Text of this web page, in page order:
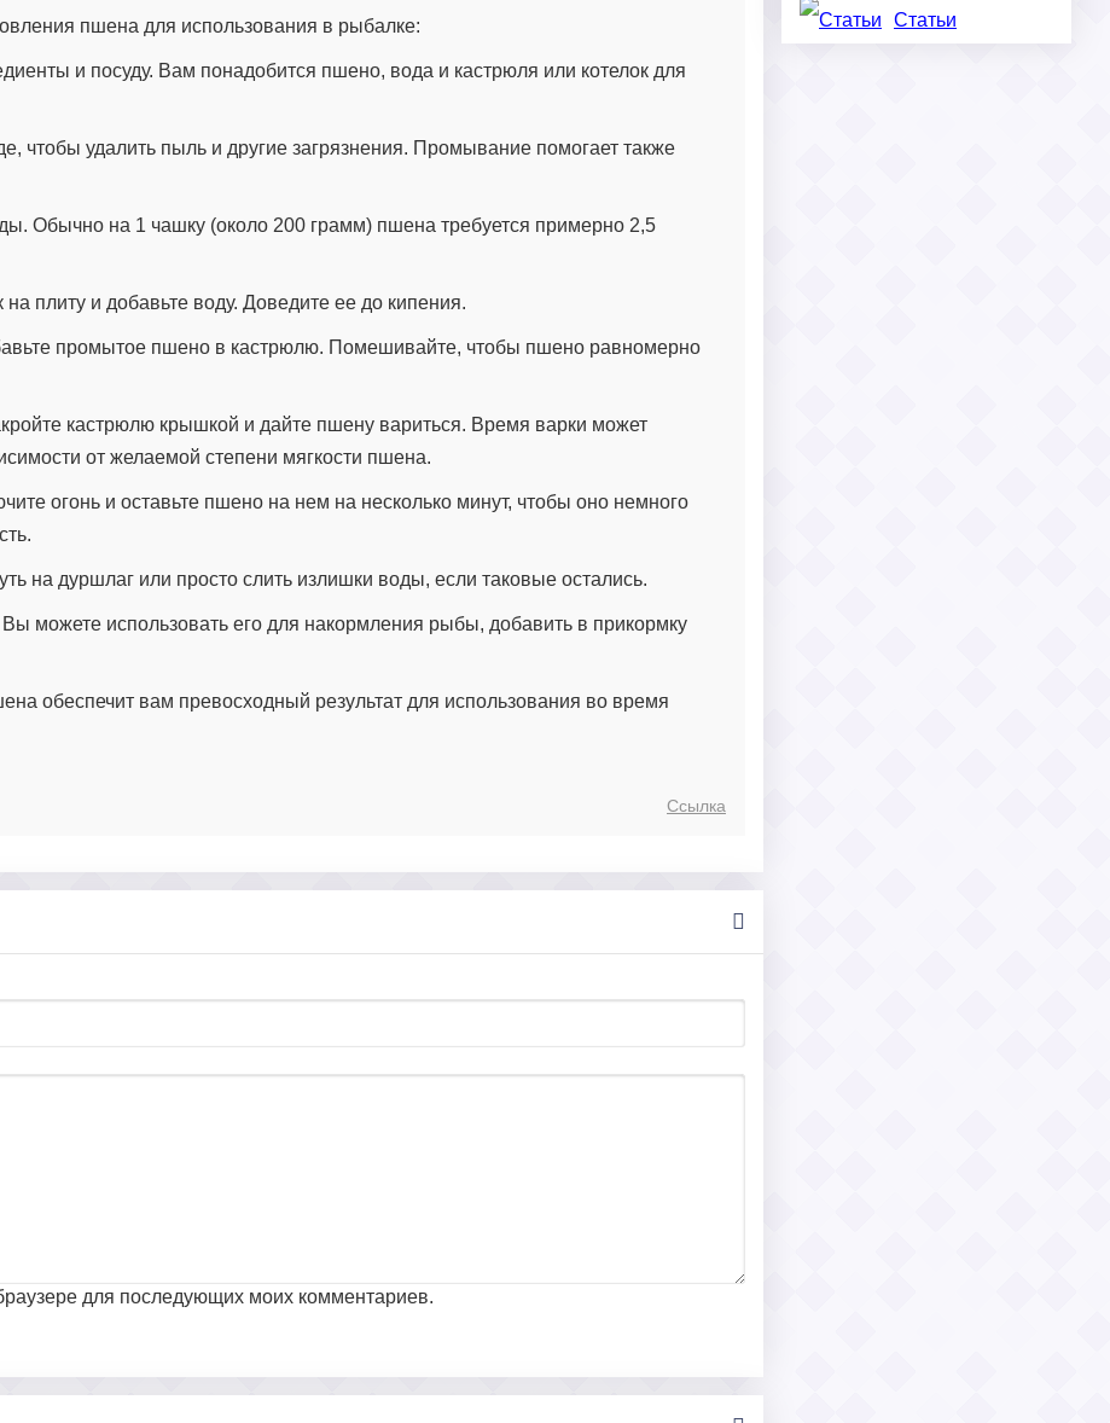
Статьи
пшена для использования в рыбалке:
и посуду. Вам понадобится пшено, вода и кастрюля или котелок для
чтобы удалить пыль и другие загрязнения. Промывание помогает также
Обычно на 1 чашку (около 200 грамм) пшена требуется примерно 2,5
плиту и добавьте воду. Доведите ее до кипения.
промытое пшено в кастрюлю. Помешивайте, чтобы пшено равномерно
кастрюлю крышкой и дайте пшену вариться. Время варки может
от желаемой степени мягкости пшена.
огонь и оставьте пшено на нем на несколько минут, чтобы оно немного
на дуршлаг или просто слить излишки воды, если таковые остались.
можете использовать его для накормления рыбы, добавить в прикормку
обеспечит вам превосходный результат для использования во время
Ссылка
для последующих моих комментариев.